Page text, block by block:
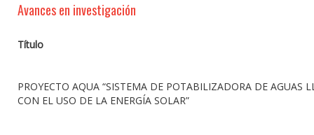
Avances en investigación
Título
PROYECTO AQUA “SISTEMA DE POTABILIZADORA DE AGUAS
CON EL USO DE LA ENERGÍA SOLAR”